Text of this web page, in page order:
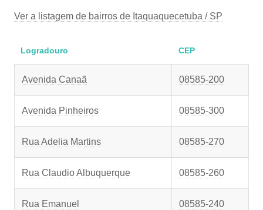
Ver a listagem de bairros de Itaquaquecetuba / SP
Logradouro CEP
Avenida Canaã 08585-200
Avenida Pinheiros 08585-300
Rua Adelia Martins 08585-270
Rua Claudio Albuquerque 08585-260
Rua Emanuel 08585-240